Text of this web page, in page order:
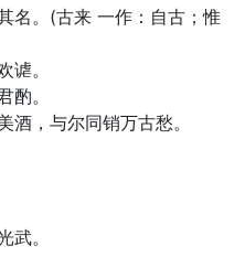
名。(古来 一作：自古；惟
谑。
酌。
酒，与尔同销万古愁。
武。